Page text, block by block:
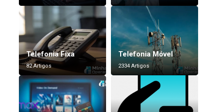
Telefonia Fixa
82 Artigos
Telefonia Móvel
2334 Artigos